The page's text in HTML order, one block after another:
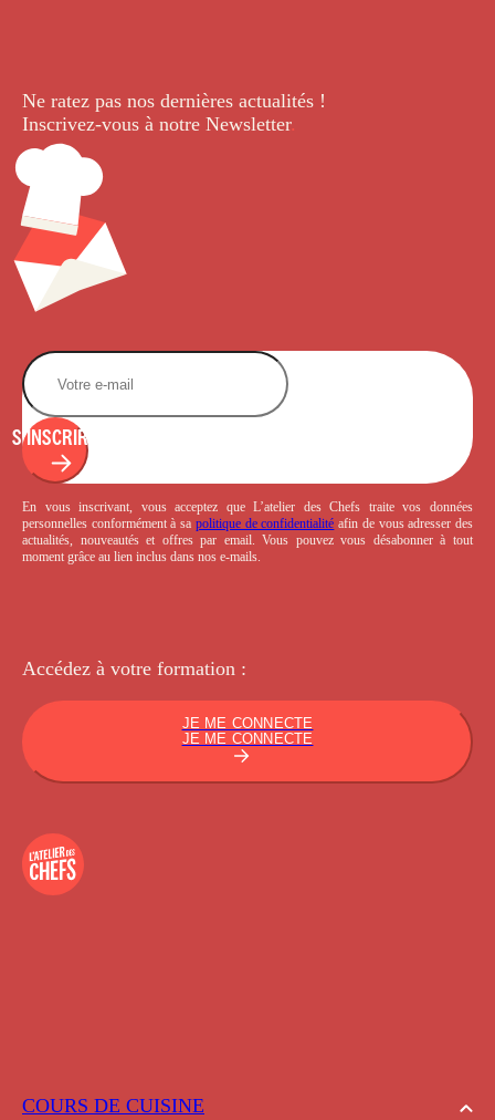
COURS DE CUISINE
Ne ratez pas nos dernières actualités !
Inscrivez-vous à notre Newsletter.
S'INSCRIRE
En vous inscrivant, vous acceptez que L’atelier des Chefs traite vos données
personnelles conformément à sa politique de confidentialité afin de vous adresser des
actualités, nouveautés et offres par email. Vous pouvez vous désabonner à tout
moment grâce au lien inclus dans nos e-mails.
Accédez à votre formation :
JE ME CONNECTE
JE ME CONNECTE